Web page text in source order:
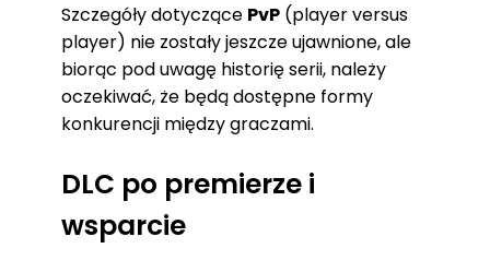
Szczegóły dotyczące PvP (player versus
player) nie zostały jeszcze ujawnione, ale
biorąc pod uwagę historię serii, należy
oczekiwać, że będą dostępne formy
konkurencji między graczami.
DLC po premierze i
wsparcie